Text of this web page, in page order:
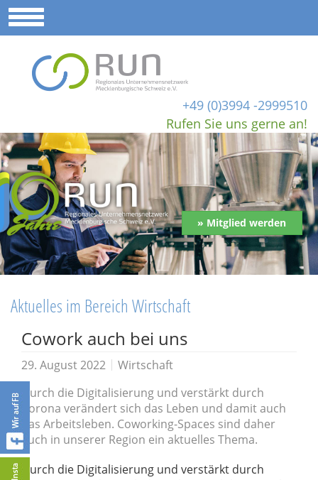
+49 (0)3994 -2999510
Rufen Sie uns gerne an!
» Mitglied werden
Aktuelles im Bereich Wirtschaft
Cowork auch bei uns
29. August 2022
Wirtschaft
Durch die Digitalisierung und verstärkt durch
Corona verändert sich das Leben und damit auch
das Arbeitsleben. Coworking-Spaces sind daher
auch in unserer Region ein aktuelles Thema.
Durch die Digitalisierung und verstärkt durch